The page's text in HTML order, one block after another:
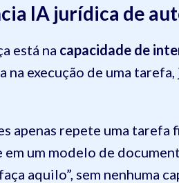
IA jurídica de
está na capacidade de
na execução de uma
apenas repete uma tarefa
em um modelo de
aquilo”, sem nenhuma